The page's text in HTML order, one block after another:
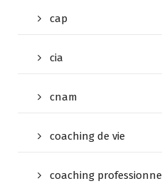
cap
cia
cnam
coaching de vie
coaching